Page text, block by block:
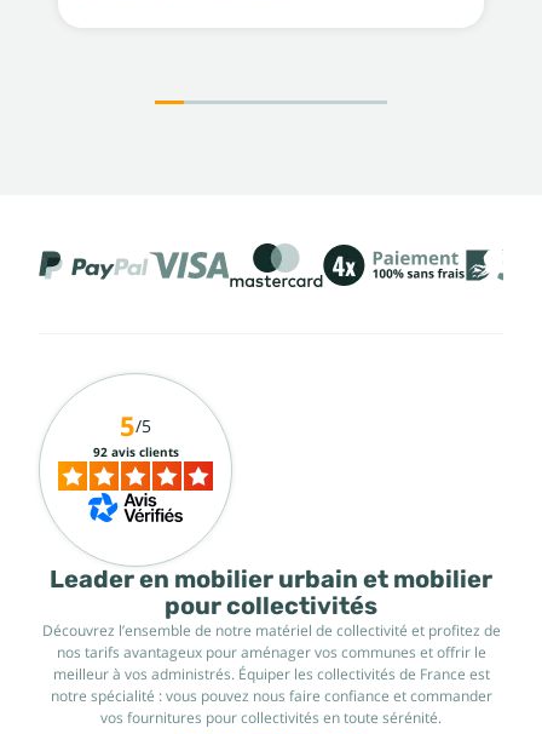
Leader en mobilier urbain et mobilier
pour collectivités
Découvrez l’ensemble de notre matériel de collectivité et profitez de
nos tarifs avantageux pour aménager vos communes et offrir le
meilleur à vos administrés. Équiper les collectivités de France est
notre spécialité : vous pouvez nous faire confiance et commander
vos fournitures pour collectivités en toute sérénité.
5/5
92 avis clients